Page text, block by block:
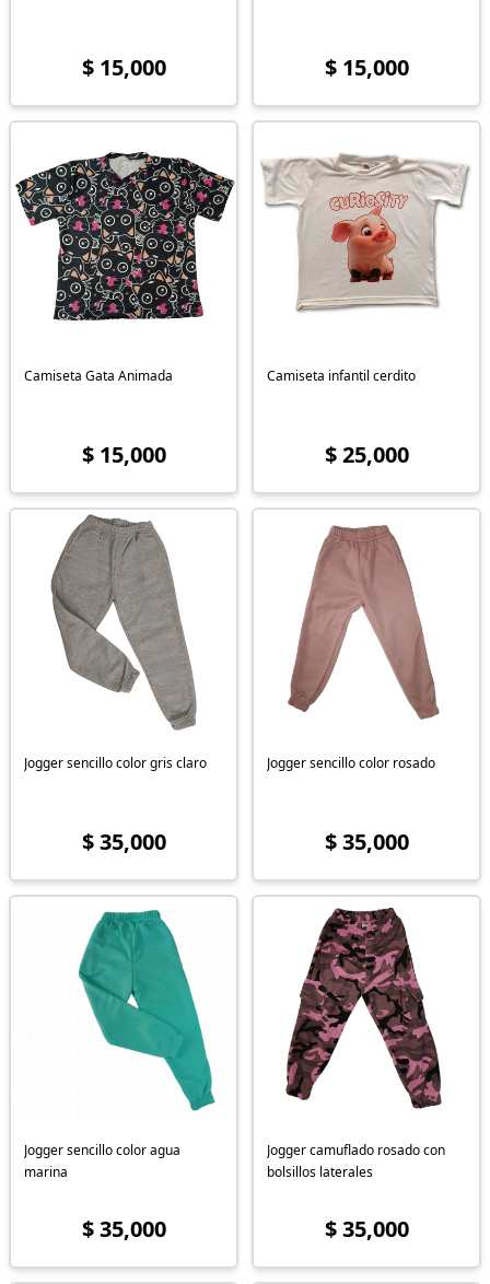
$ 15,000 $ 15,000
Camiseta Gata Animada
$ 15,000
Camiseta infantil cerdito
$ 25,000
Jogger sencillo color gris claro
$ 35,000
Jogger sencillo color rosado
$ 35,000
Jogger sencillo color agua
marina
$ 35,000
Jogger camuflado rosado con
bolsillos laterales
$ 35,000